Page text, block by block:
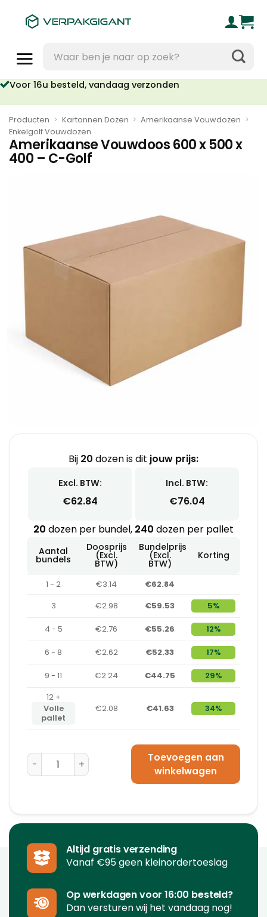
naar:
16u besteld, vandaag verzonden
Geen orderkosten vanaf €95
Producten > Kartonnen Dozen > Amerikaanse Vouwdozen >
Enkelgolf Vouwdozen
Amerikaanse Vouwdoos 600 x 500 x
400 – C-Golf
Bij 20 dozen is dit jouw prijs:
Excl. BTW:
€62.84
Incl. BTW:
€76.04
20 dozen per bundel, 240 dozen per pallet
Aantal
bundels
Doosprijs
(Excl.
BTW)
Bundelprijs
(Excl.
BTW)
Korting
1 - 2 €3.14
€62.84
3
€2.98 €59.53 5%
4 - 5 €2.76 €55.26 12%
6 - 8 €2.62 €52.33 17%
9 - 11 €2.24 €44.75
29%
12 +
Volle
pallet
€2.08 €41.63 34%
Amerikaanse Vouwdoos 600 x 500 x 400 - C-Golf
Toevoegen aan
winkelwagen
Altijd gratis verzending
Vanaf €95 geen kleinordertoeslag
Op werkdagen voor 16:00 besteld?
Dan versturen wij het vandaag nog!